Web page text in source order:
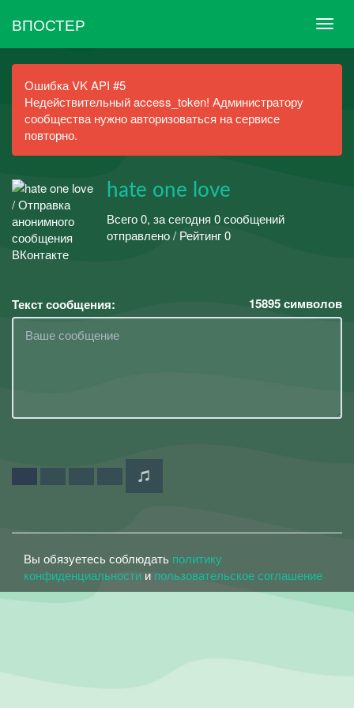
ВПОСТЕР
Ошибка VK API #5
Недействительный access_token! Администратору
сообщества нужно авторизоваться на сервисе
повторно.
hate one love
Всего 0, за сегодня 0 сообщений
отправлено / Рейтинг 0
Текст сообщения: 15895символов
Вы обязуетесь соблюдать политику
конфиденциальности и пользовательское соглашение